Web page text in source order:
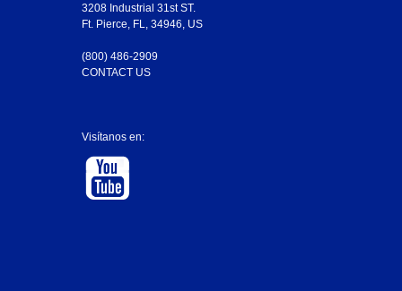
3208 Industrial 31st ST.
Ft. Pierce, FL, 34946, US
(800) 486-2909
CONTACT US
Visítanos en: